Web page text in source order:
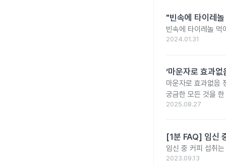
"빈속에 타이레
빈속에 타이레놀 먹
2024.01.31
‘마운자로 효과
마운자로 효과없음
궁금한 모든 것을
2025.08.27
[1분 FAQ] 임신
임신 중 커피 섭취
2023.09.13